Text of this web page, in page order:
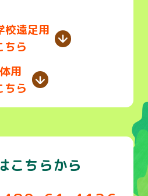
校遠足用
ちら
用
ちら
こちらから